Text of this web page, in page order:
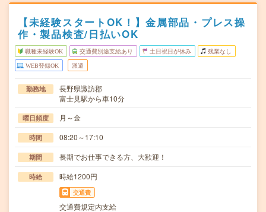
【未経験スタートOK！】金属部品・プレス操
作・製品検査/日払いOK
職種未経験OK 交通費別途支給あり 土日祝日が休み 残業なし
WEB登録OK 派遣
勤務地
長野県諏訪郡
富士見駅から車10分
曜日頻度 月～金
時間 08:20～17:10
期間 長期でお仕事できる方、大歓迎！
時給 時給1200円
交通費
交通費規定内支給